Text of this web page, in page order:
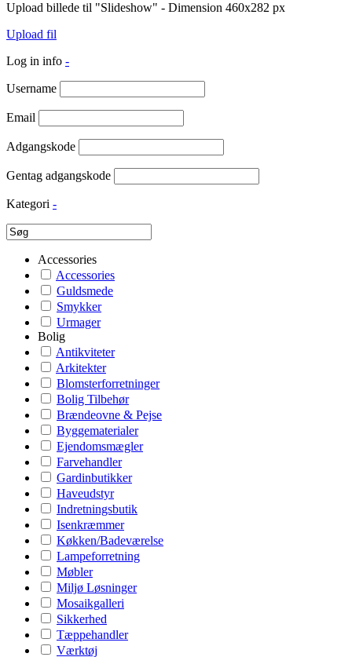
Upload billede til "Slideshow" - Dimension 460x282 px
Upload fil
Log in info -
Username
Email
Adgangskode
Gentag adgangskode
Kategori -
Accessories
Accessories
Guldsmede
Smykker
Urmager
Bolig
Antikviteter
Arkitekter
Blomsterforretninger
Bolig Tilbehør
Brændeovne & Pejse
Byggematerialer
Ejendomsmægler
Farvehandler
Gardinbutikker
Haveudstyr
Indretningsbutik
Isenkræmmer
Køkken/Badeværelse
Lampeforretning
Møbler
Miljø Løsninger
Mosaikgalleri
Sikkerhed
Tæppehandler
Værktøj